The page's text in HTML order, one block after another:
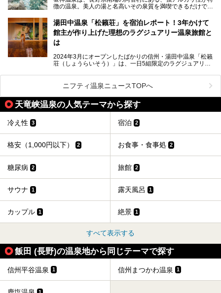
徴の温泉。美人の湯と名高いその泉質を満喫できるだけでな
昼神温泉では、朝市などの観光スポットや、信州名物のおや
きを楽しめるグルメスポットなど、観光を楽しむにはぴった
りの場所が豊富にあります。
この記事では、昼神温泉での滞在を充実させる宿泊施設や日
帰り温泉、見どころ満載の観光・グルメスポットに加え、ア
クセス方法も順に紹介します。
湯田中温泉「松籟荘」を宿泊レポート！3年かけて
館主が作り上げた理想のラグジュアリー温泉旅館と
は
2024年3月にオープンしたばかりの信州・湯田中温泉「松籟
荘（しょうらいそう）」は、一日5組限定のラグジュアリー
ライベートに楽しめる非日常感が味わえます。また宿泊者は
道向かいの「よろづや」の大浴場「桃山風呂」や共同浴場の
「湯田中大湯」も利用ができます。
極上のお湯に浸り上質なお料理に舌鼓、特別な日に泊まりた
い湯田中温泉「松籟荘」を、実際に宿泊した目線で紹介しま
ニフティ温泉ニュースTOPへ
天竜峡温泉の人気テーマから探す
冷え性 3 宿泊 2
格安（1,000円以下） 2 お食事・食事処 2
糖尿病 2 旅館 2
サウナ 1 露天風呂 1
カップル 1 絶景 1
すべて表示する
飯田 (長野)の温泉地から同じテーマで探す
信州平谷温泉 1 信州まつかわ温泉 1